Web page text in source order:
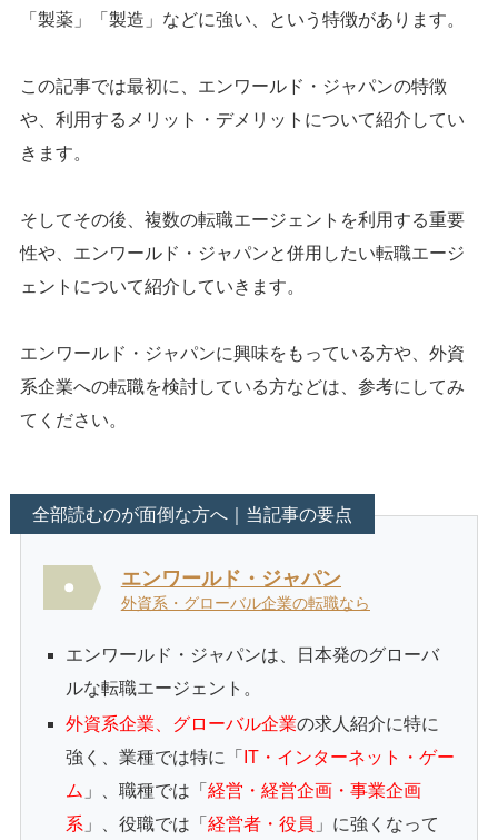
「製薬」「製造」などに強い、という特徴があります。
この記事では最初に、エンワールド・ジャパンの特徴
や、利用するメリット・デメリットについて紹介してい
きます。
そしてその後、複数の転職エージェントを利用する重要
性や、エンワールド・ジャパンと併用したい転職エージ
ェントについて紹介していきます。
エンワールド・ジャパンに興味をもっている方や、外資
系企業への転職を検討している方などは、参考にしてみ
てください。
全部読むのが面倒な方へ｜当記事の要点
エンワールド・ジャパン
外資系・グローバル企業の転職なら
エンワールド・ジャパンは、日本発のグローバ
ルな転職エージェント。
外資系企業、グローバル企業の求人紹介に特に
強く、業種では特に「 IT・インターネット・ゲー
ム 」、職種では「 経営・経営企画・事業企画
系 」、役職では「 経営者・役員 」に強くなって